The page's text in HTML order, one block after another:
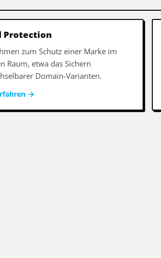
Protection
zum Schutz einer Marke im
Raum, etwa das Sichern
Domain-Varianten.
→